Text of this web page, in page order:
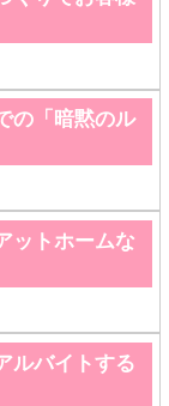
の「暗黙のル
ットホームな
ルバイトする